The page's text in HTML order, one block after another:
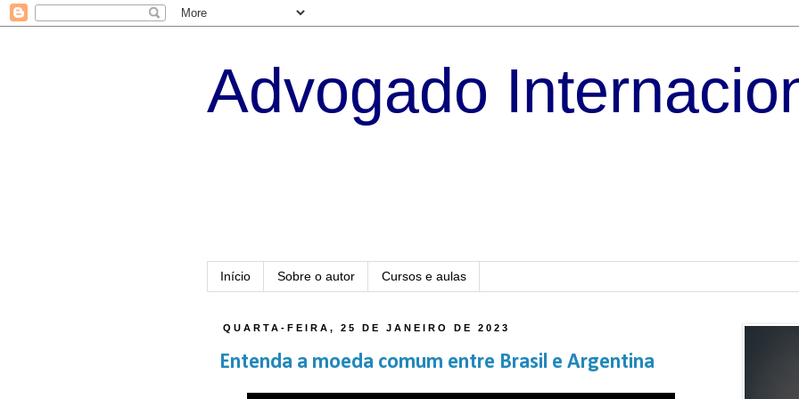
Advogado
Início Sobre o autor Cursos e aulas
QUARTA-FEIRA, 25 DE JANEIRO DE 2023
Entenda a moeda comum entre Brasil e Argentina